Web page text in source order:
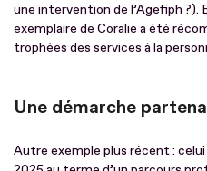
une intervention de l’Agefiph ?).
exemplaire de Coralie a été
trophées des services à la
Une démarche
Autre exemple plus récent : celui